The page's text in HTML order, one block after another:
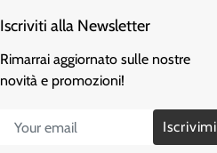
Iscriviti alla Newsletter
Rimarrai aggiornato sulle nostre
novità e promozioni!
Iscrivimi